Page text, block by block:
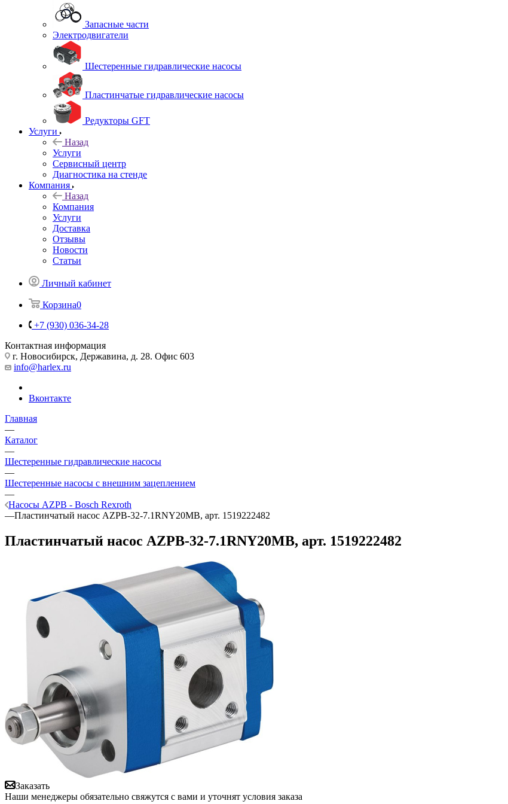
Запасные части
Электродвигатели
Шестеренные гидравлические насосы
Пластинчатые гидравлические насосы
Редукторы GFT
Услуги
Назад
Услуги
Сервисный центр
Диагностика на стенде
Компания
Назад
Компания
Услуги
Доставка
Отзывы
Новости
Статьи
Личный кабинет
Корзина0
+7 (930) 036-34-28
Контактная информация
г. Новосибирск, Державина, д. 28. Офис 603
info@harlex.ru
Вконтакте
Главная
—
Каталог
—
Шестеренные гидравлические насосы
—
Шестеренные насосы с внешним зацеплением
—
Насосы AZPB - Bosch Rexroth
—Пластинчатый насос AZPB-32-7.1RNY20MB, арт. 1519222482
Пластинчатый насос AZPB-32-7.1RNY20MB, арт. 1519222482
Заказать
Наши менеджеры обязательно свяжутся с вами и уточнят условия заказа